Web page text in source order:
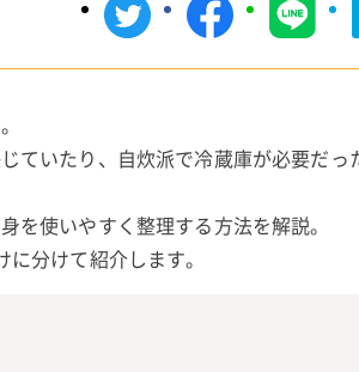
ていたり、自炊派で冷蔵庫が必要だっ
を使いやすく整理する方法を解説。
分けて紹介します。